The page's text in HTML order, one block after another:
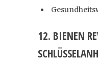
12. BIENEN